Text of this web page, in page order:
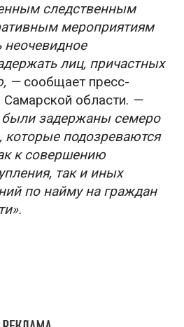
следственным
мероприятиям
неочевидное
лиц, причастных
— сообщает пресс-
области. —
были задержаны семеро
которые подозреваются
к совершению
так и иных
по найму на граждан